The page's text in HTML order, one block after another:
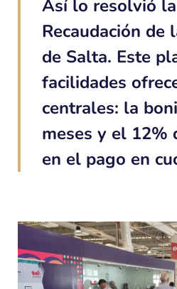
Así lo resolvió
Recaudación de
de Salta. Este
facilidades
centrales: la
meses y el 12%
en el pago en